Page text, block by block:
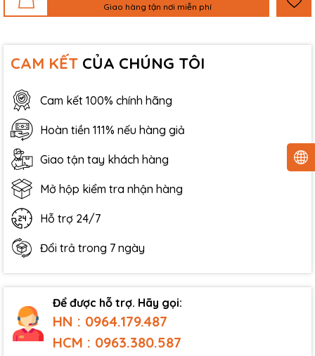
Giao hàng tận nơi miễn phí
CAM KẾT CỦA CHÚNG TÔI
Cam kết 100% chính hãng
Hoàn tiền 111% nếu hàng giả
Giao tận tay khách hàng
Mở hộp kiểm tra nhận hàng
Hỗ trợ 24/7
Đổi trả trong 7 ngày
Để được hỗ trợ. Hãy gọi:
HN : 0964.179.487
HCM : 0963.380.587